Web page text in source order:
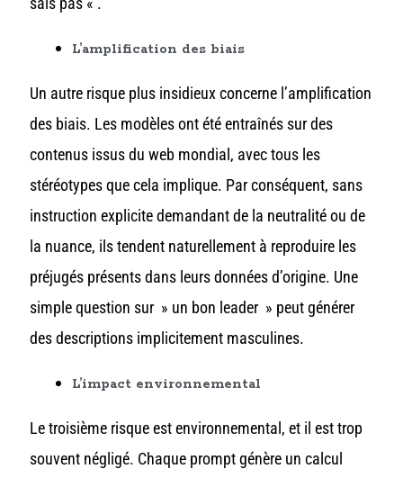
L’amplification des biais
Un autre risque plus insidieux concerne l’amplification
des biais. Les modèles ont été entraînés sur des
contenus issus du web mondial, avec tous les
stéréotypes que cela implique. Par conséquent, sans
instruction explicite demandant de la neutralité ou de
la nuance, ils tendent naturellement à reproduire les
préjugés présents dans leurs données d’origine. Une
simple question sur » un bon leader » peut générer
des descriptions implicitement masculines.
L’impact environnemental
Le troisième risque est environnemental, et il est trop
souvent négligé. Chaque prompt génère un calcul